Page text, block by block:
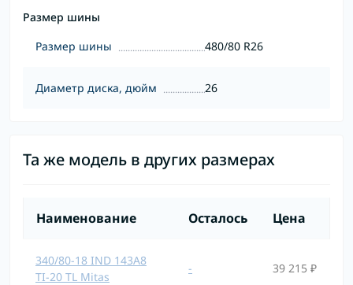
Размер шины
Размер шины
480/80 R26
Диаметр диска, дюйм 26
Та же модель в других размерах
Наименование Осталось Цена
340/80-18 IND 143A8
TI-20 TL Mitas
- 39 215 ₽